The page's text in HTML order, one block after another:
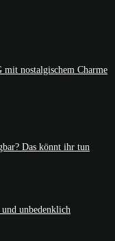
mit nostalgischem Charme
Das könnt ihr tun
unbedenklich